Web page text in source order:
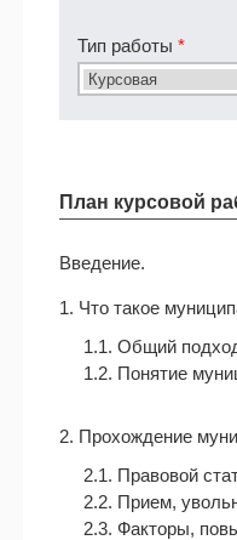
Тип работы *
План курсовой
Введение.
1. Что такое
1.1. Общий
1.2. Понятие
2. Прохождение
2.1. Правовой
2.2. Прием,
2.3. Факторы,